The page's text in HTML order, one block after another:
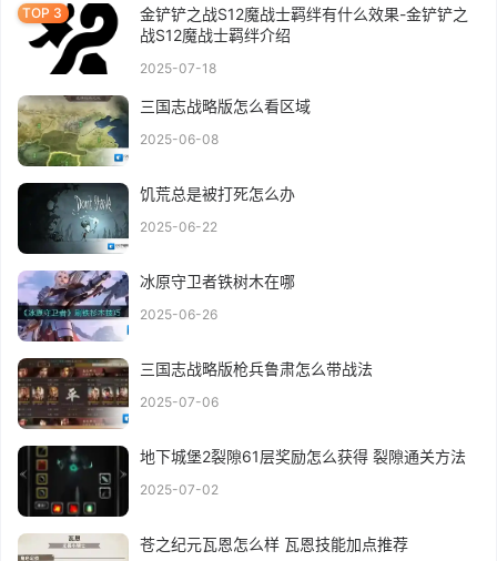
金铲铲之战S12魔战士羁绊有什么效果-金铲铲之
战S12魔战士羁绊介绍
2025-07-18
三国志战略版怎么看区域
2025-06-08
饥荒总是被打死怎么办
2025-06-22
冰原守卫者铁树木在哪
2025-06-26
三国志战略版枪兵鲁肃怎么带战法
2025-07-06
地下城堡2裂隙61层奖励怎么获得 裂隙通关方法
2025-07-02
苍之纪元瓦恩怎么样 瓦恩技能加点推荐